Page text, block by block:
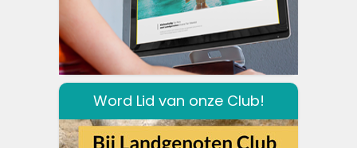
Word Lid van onze Club!